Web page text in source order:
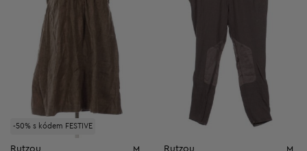
-50% s kódem FESTIVE
Rutzou M Rutzou M